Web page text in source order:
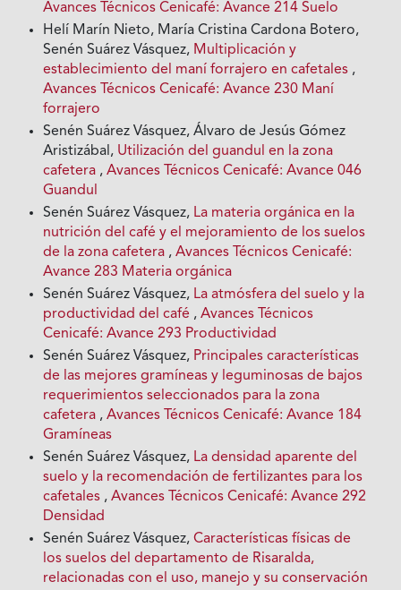
Avances Técnicos Cenicafé: Avance 214 Suelo
Helí Marín Nieto, María Cristina Cardona Botero,
Senén Suárez Vásquez, Multiplicación y
establecimiento del maní forrajero en cafetales ,
Avances Técnicos Cenicafé: Avance 230 Maní
forrajero
Senén Suárez Vásquez, Álvaro de Jesús Gómez
Aristizábal, Utilización del guandul en la zona
cafetera ,Avances Técnicos Cenicafé: Avance 046
Guandul
Senén Suárez Vásquez, La materia orgánica en la
nutrición del café y el mejoramiento de los suelos
de la zona cafetera ,Avances Técnicos Cenicafé:
Avance 283 Materia orgánica
Senén Suárez Vásquez, La atmósfera del suelo y la
productividad del café ,Avances Técnicos
Cenicafé: Avance 293 Productividad
Senén Suárez Vásquez, Principales características
de las mejores gramíneas y leguminosas de bajos
requerimientos seleccionados para la zona
cafetera ,Avances Técnicos Cenicafé: Avance 184
Gramíneas
Senén Suárez Vásquez, La densidad aparente del
suelo y la recomendación de fertilizantes para los
cafetales ,Avances Técnicos Cenicafé: Avance 292
Densidad
Senén Suárez Vásquez,Características físicas de
los suelos del departamento de Risaralda,
relacionadas con el uso, manejo y su conservación